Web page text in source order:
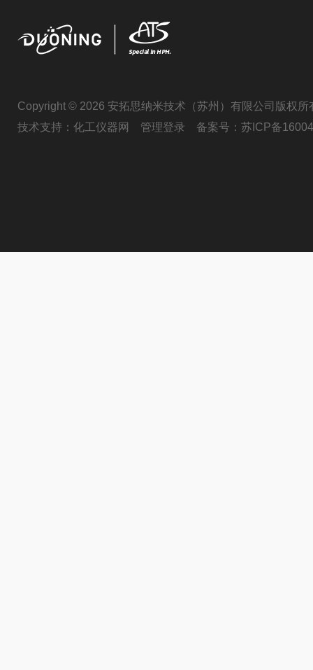
Copyright © 2026 安拓思纳米技术（苏州）有限公司版权所
技术支持： 化工仪器网 管理登录 备案号： 苏ICP备